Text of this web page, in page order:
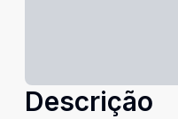
Descrição